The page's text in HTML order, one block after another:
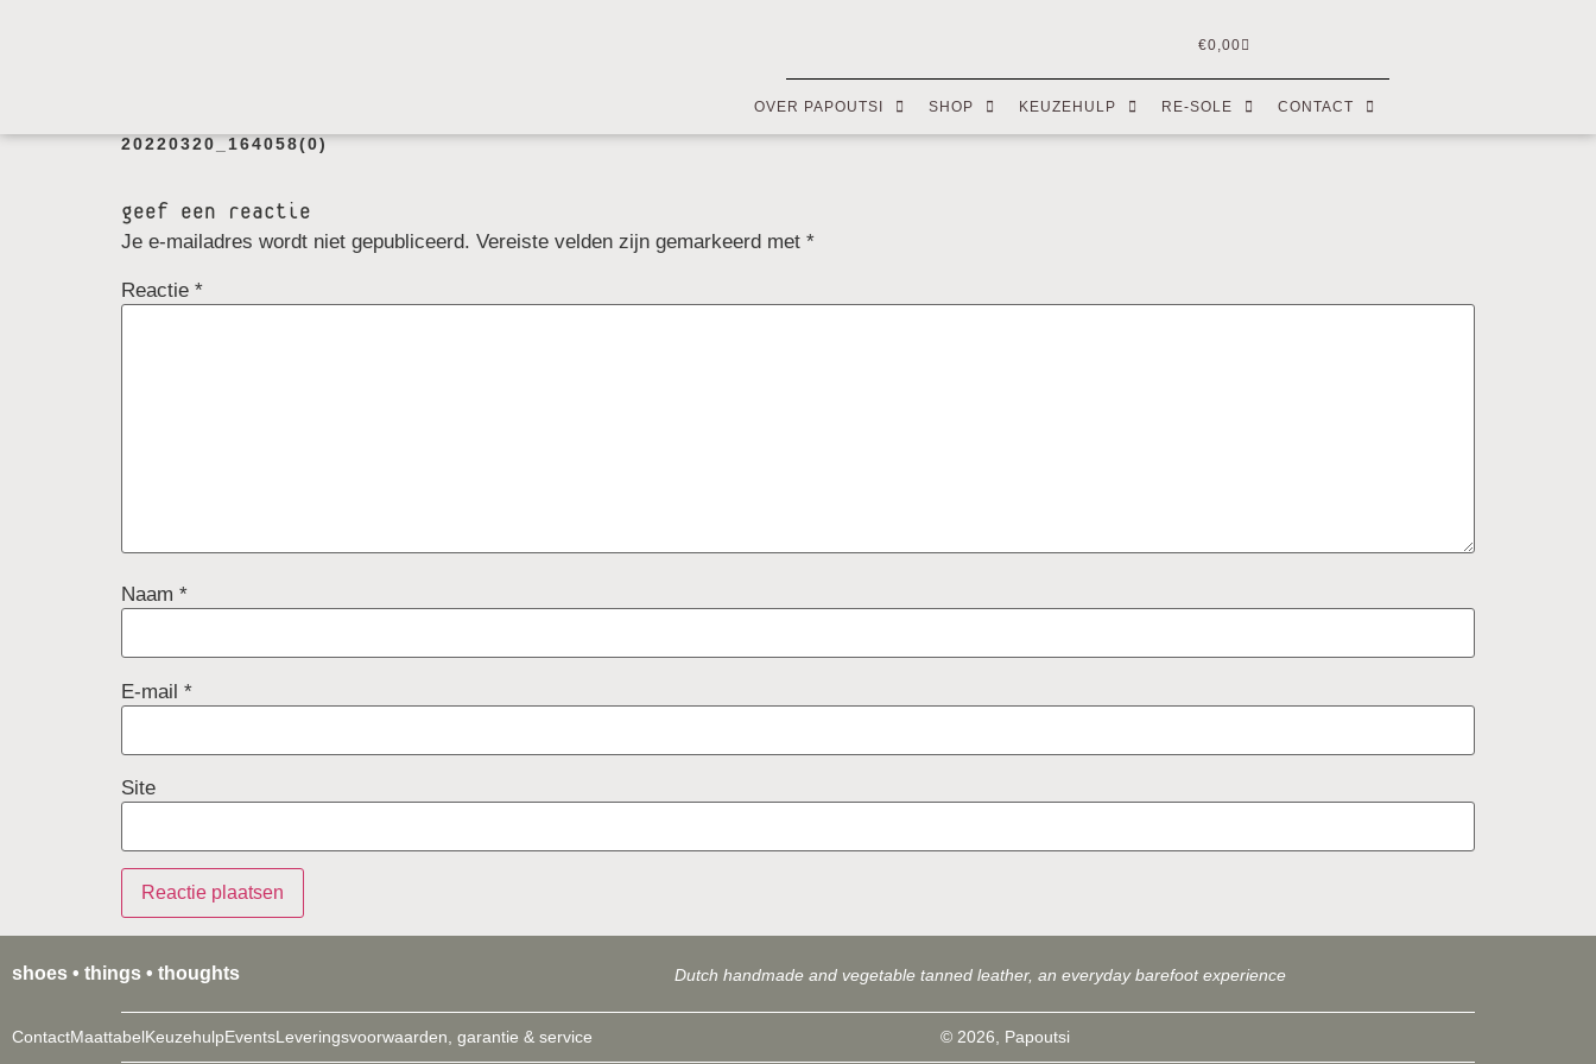
€0,00
OVER PAPOUTSI SHOP KEUZEHULP RE-SOLE CONTACT
20220320_164058(0)
geef een reactie
Je e-mailadres wordt niet gepubliceerd. Vereiste velden zijn gemarkeerd met *
Reactie *
Naam *
E-mail *
Site
shoes • things • thoughts Dutch handmade and vegetable tanned leather, an everyday barefoot experience
ContactMaattabelKeuzehulpEventsLeveringsvoorwaarden, garantie & service © 2026, Papoutsi